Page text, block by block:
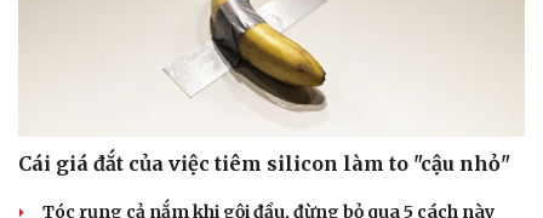
Cái giá đắt của việc tiêm silicon làm to "cậu nhỏ"
Tóc rụng cả nắm khi gội đầu, đừng bỏ qua 5 cách này